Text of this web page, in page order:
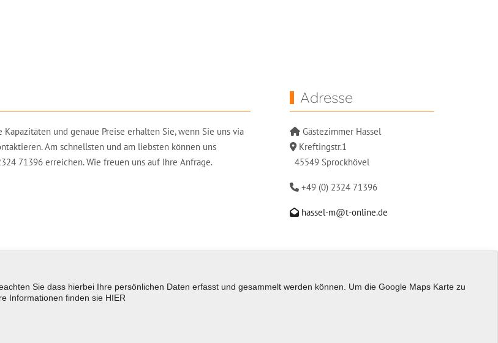
und genaue Preise erhalten Sie, wenn Sie uns via
Am schnellsten und am liebsten können uns
71396 erreichen. Wie freuen uns auf Ihre Anfrage.
Adresse
Gästezimmer Hassel
Kreftingstr.1
45549 Sprockhövel
+49 (0) 2324 71396
hassel-m@t-online.de
Sie dass hierbei Ihre persönlichen Daten erfasst und gesammelt werden können. Um die Google Maps Karte zu
Informationen finden sie HIER